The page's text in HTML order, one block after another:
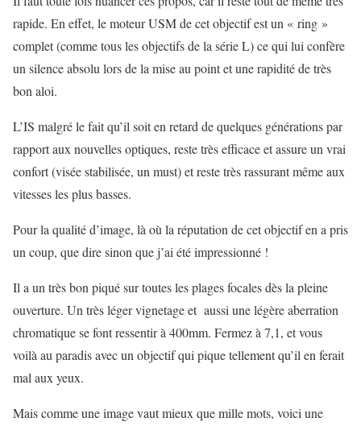
rapide. En effet, le moteur USM de cet objectif est un « ring »
complet (comme tous les objectifs de la série L) ce qui lui confère
un silence absolu lors de la mise au point et une rapidité de très
bon aloi.
L’IS malgré le fait qu’il soit en retard de quelques générations par
rapport aux nouvelles optiques, reste très efficace et assure un vrai
confort (visée stabilisée, un must) et reste très rassurant même aux
vitesses les plus basses.
Pour la qualité d’image, là où la réputation de cet objectif en a pris
un coup, que dire sinon que j’ai été impressionné !
Il a un très bon piqué sur toutes les plages focales dès la pleine
ouverture. Un très léger vignetage et aussi une légère aberration
chromatique se font ressentir à 400mm. Fermez à 7,1, et vous
voilà au paradis avec un objectif qui pique tellement qu’il en ferait
mal aux yeux.
Mais comme une image vaut mieux que mille mots, voici une